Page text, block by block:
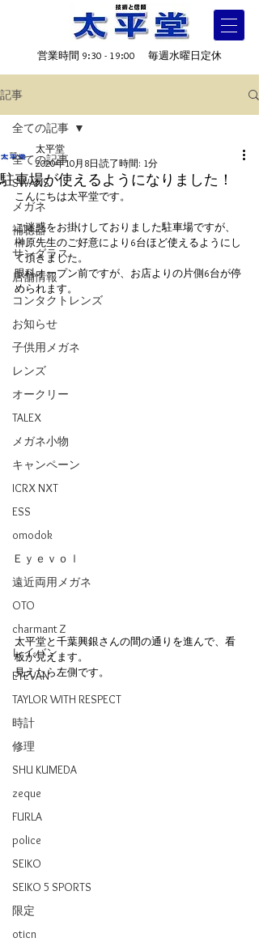
営業時間 9:30 - 19:00 毎週水曜日定休
記事
全ての記事
SWANS
メガネ
補聴器
サングラス
店舗情報
コンタクトレンズ
お知らせ
子供用メガネ
レンズ
オークリー
TALEX
メガネ小物
キャンペーン
ICRX NXT
ESS
omodok
Ｅｙｅｖｏｌ
遠近両用メガネ
OTO
charmant Z
レイバン
EYEVAN
TAYLOR WITH RESPECT
時計
修理
SHU KUMEDA
zeque
FURLA
police
SEIKO
SEIKO 5 SPORTS
限定
oticn
全ての記事
駐車場が使えるようになりました！
太平堂
2020年10月8日 読了時間: 1分
こんにちは太平堂です。
ご迷惑をお掛けしておりました駐車場ですが、
榊原先生のご好意により6台ほど使えるようにし
て頂きました。
眼科オープン前ですが、お店よりの片側6台が停
められます。
太平堂と千葉興銀さんの間の通りを進んで、看
板が見えます。
見えたら左側です。